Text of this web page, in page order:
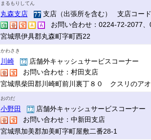
まるもりしてん
丸森支店
支店（出張所を含む） 支店コー
お問い合わせ：0224-72-2077
宮城県伊具郡丸森町字町西22
かわさき
川崎
店舗外キャッシュサービスコーナー
お問い合わせ：村田支店
宮城県柴田郡川崎町前川裏丁８０ クスリのア
おのだ
小野田
店舗外キャッシュサービスコーナー
お問い合わせ：中新田支店
宮城県加美郡加美町字町屋敷二番28-1